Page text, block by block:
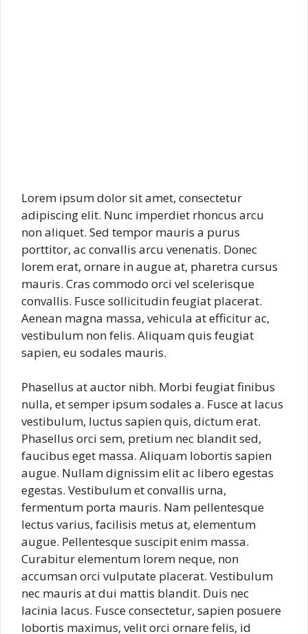
Lorem ipsum dolor sit amet, consectetur
adipiscing elit. Nunc imperdiet rhoncus arcu
non aliquet. Sed tempor mauris a purus
porttitor, ac convallis arcu venenatis. Donec
lorem erat, ornare in augue at, pharetra cursus
mauris. Cras commodo orci vel scelerisque
convallis. Fusce sollicitudin feugiat placerat.
Aenean magna massa, vehicula at efficitur ac,
vestibulum non felis. Aliquam quis feugiat
sapien, eu sodales mauris.
Phasellus at auctor nibh. Morbi feugiat finibus
nulla, et semper ipsum sodales a. Fusce at lacus
vestibulum, luctus sapien quis, dictum erat.
Phasellus orci sem, pretium nec blandit sed,
faucibus eget massa. Aliquam lobortis sapien
augue. Nullam dignissim elit ac libero egestas
egestas. Vestibulum et convallis urna,
fermentum porta mauris. Nam pellentesque
lectus varius, facilisis metus at, elementum
augue. Pellentesque suscipit enim massa.
Curabitur elementum lorem neque, non
accumsan orci vulputate placerat. Vestibulum
nec mauris at dui mattis blandit. Duis nec
lacinia lacus. Fusce consectetur, sapien posuere
lobortis maximus, velit orci ornare felis, id